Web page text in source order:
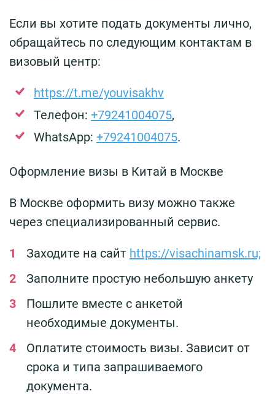
Если вы хотите подать документы лично,
обращайтесь по следующим контактам в
визовый центр:
https://t.me/youvisakhv
Телефон: +79241004075,
WhatsApp: +79241004075.
Оформление визы в Китай в Москве
В Москве оформить визу можно также
через специализированный сервис.
Заходите на сайт https://visachinamsk.ru;
Заполните простую небольшую анкету
Пошлите вместе с анкетой
необходимые документы.
Оплатите стоимость визы. Зависит от
срока и типа запрашиваемого
документа.